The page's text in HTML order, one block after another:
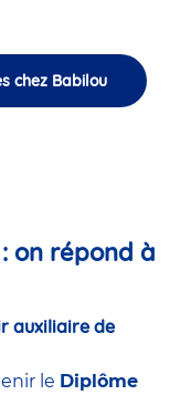
chez Babilou
on répond à
auxiliaire de
le Diplôme